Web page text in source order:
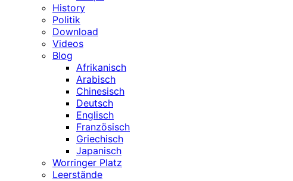
History
Politik
Download
Videos
Blog
Afrikanisch
Arabisch
Chinesisch
Deutsch
Englisch
Französisch
Griechisch
Japanisch
Worringer Platz
Leerstände